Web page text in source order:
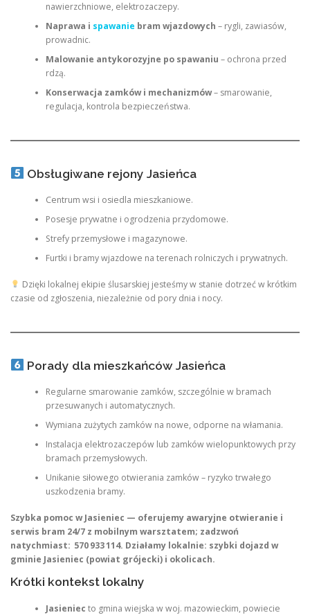
nawierzchniowe, elektrozaczepy.
Naprawa i spawanie bram wjazdowych – rygli, zawiasów,
prowadnic.
Malowanie antykorozyjne po spawaniu – ochrona przed
rdzą.
Konserwacja zamków i mechanizmów– smarowanie,
regulacja, kontrola bezpieczeństwa.
Obsługiwane rejony Jasieńca
Centrum wsi i osiedla mieszkaniowe.
Posesje prywatne i ogrodzenia przydomowe.
Strefy przemysłowe i magazynowe.
Furtki i bramy wjazdowe na terenach rolniczych i prywatnych.
Dzięki lokalnej ekipie ślusarskiej jesteśmy w stanie dotrzeć w krótkim
czasie od zgłoszenia, niezależnie od pory dnia i nocy.
Porady dla mieszkańców Jasieńca
Regularne smarowanie zamków, szczególnie w bramach
przesuwanych i automatycznych.
Wymiana zużytych zamków na nowe, odporne na włamania.
Instalacja elektrozaczepów lub zamków wielopunktowych przy
bramach przemysłowych.
Unikanie siłowego otwierania zamków – ryzyko trwałego
uszkodzenia bramy.
Szybka pomoc w Jasieniec — oferujemy awaryjne otwieranie i
serwis bram 24/7 z mobilnym warsztatem; zadzwoń
natychmiast: 570 933 114. Działamy lokalnie: szybki dojazd w
gminie Jasieniec (powiat grójecki) i okolicach.
Krótki kontekst lokalny
Jasieniec to gmina wiejska w woj. mazowieckim, powiecie